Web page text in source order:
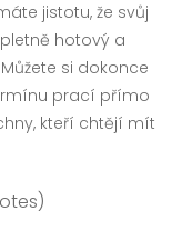
jistotu, že svůj
hotový a
si dokonce
prací přímo
kteří chtějí mít